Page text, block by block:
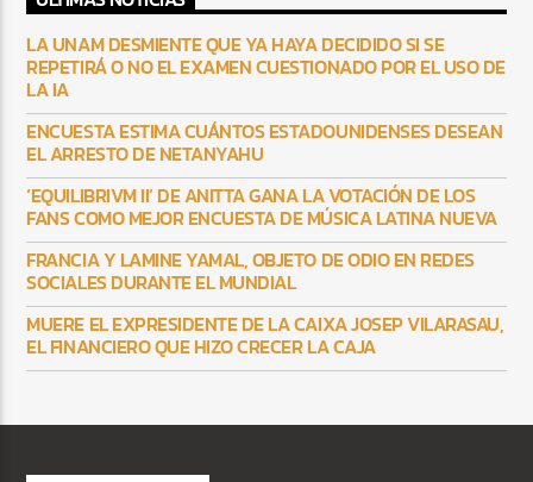
LA UNAM DESMIENTE QUE YA HAYA DECIDIDO SI SE
REPETIRÁ O NO EL EXAMEN CUESTIONADO POR EL USO DE
LA IA
ENCUESTA ESTIMA CUÁNTOS ESTADOUNIDENSES DESEAN
EL ARRESTO DE NETANYAHU
‘EQUILIBRIVM II’ DE ANITTA GANA LA VOTACIÓN DE LOS
FANS COMO MEJOR ENCUESTA DE MÚSICA LATINA NUEVA
FRANCIA Y LAMINE YAMAL, OBJETO DE ODIO EN REDES
SOCIALES DURANTE EL MUNDIAL
MUERE EL EXPRESIDENTE DE LA CAIXA JOSEP VILARASAU,
EL FINANCIERO QUE HIZO CRECER LA CAJA